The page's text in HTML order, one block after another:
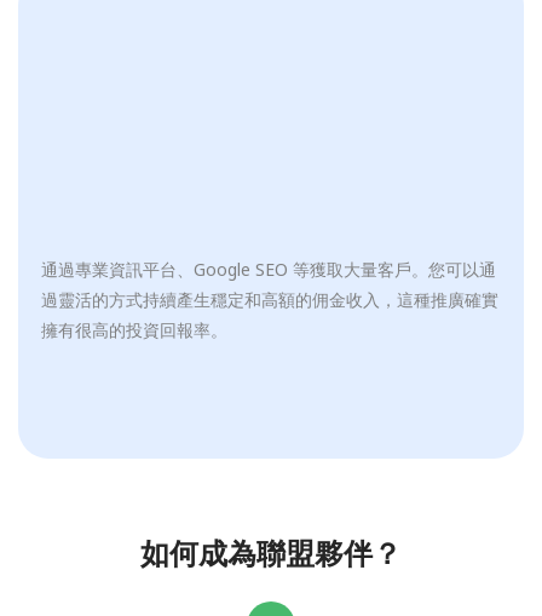
通過專業資訊平台、Google SEO 等獲取大量客戶。您可以通
過靈活的方式持續產生穩定和高額的佣金收入，這種推廣確實
擁有很高的投資回報率。
如何成為聯盟夥伴？